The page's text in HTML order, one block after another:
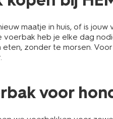
maatje in huis, of is
voerbak heb je elke dag
zonder te morsen.
voor